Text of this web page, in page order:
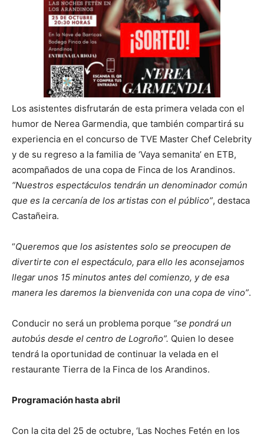
Los asistentes disfrutarán de esta primera velada con el
humor de Nerea Garmendia, que también compartirá su
experiencia en el concurso de TVE Master Chef Celebrity
y de su regreso a la familia de ‘Vaya semanita’ en ETB,
acompañados de una copa de Finca de los Arandinos.
“Nuestros espectáculos tendrán un denominador común
que es la cercanía de los artistas con el público”, destaca
Castañeira.
“Queremos que los asistentes solo se preocupen de
divertirte con el espectáculo, para ello les aconsejamos
llegar unos 15 minutos antes del comienzo, y de esa
manera les daremos la bienvenida con una copa de vino”.
Conducir no será un problema porque “se pondrá un
autobús desde el centro de Logroño”. Quien lo desee
tendrá la oportunidad de continuar la velada en el
restaurante Tierra de la Finca de los Arandinos.
Programación hasta abril
Con la cita del 25 de octubre, ‘Las Noches Fetén en los